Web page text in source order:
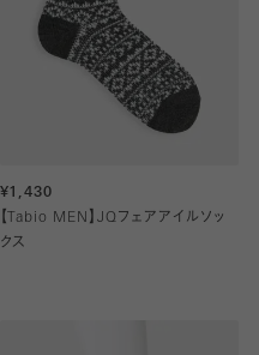
¥1,430
【Tabio MEN】JQフェアアイルソッ
クス